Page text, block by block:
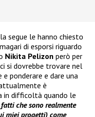
segue le hanno chiesto
di esporsi riguardo
Nikita Pelizon però per
si dovrebbe trovare nel
ponderare e dare una
è
in difficoltà quando le
che sono realmente
miei progetti) come